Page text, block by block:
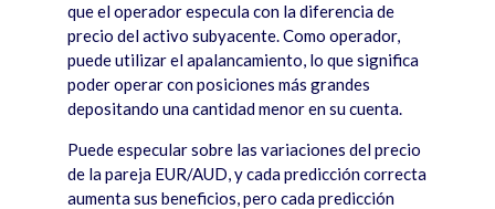
que el operador especula con la diferencia de
precio del activo subyacente. Como operador,
puede utilizar el apalancamiento, lo que significa
poder operar con posiciones más grandes
depositando una cantidad menor en su cuenta.
Puede especular sobre las variaciones del precio
de la pareja EUR/AUD, y cada predicción correcta
aumenta sus beneficios, pero cada predicción